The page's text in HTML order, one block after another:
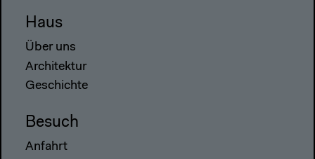
Haus
Über uns
Architektur
Geschichte
Besuch
Anfahrt